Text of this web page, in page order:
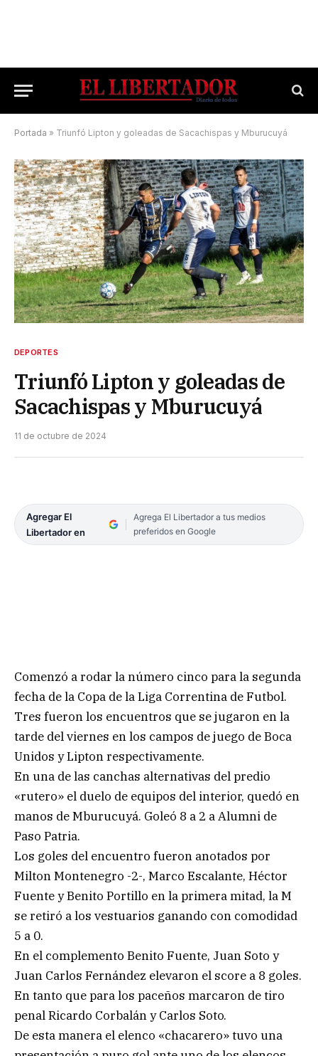
Portada » Triunfó Lipton y goleadas de Sacachispas y Mburucuyá
DEPORTES
Triunfó Lipton y goleadas de
Sacachispas y Mburucuyá
11 de octubre de 2024
Agregar El
Libertador en
Agrega El Libertador a tus medios
preferidos en Google
Comenzó a rodar la número cinco para la segunda
fecha de la Copa de la Liga Correntina de Futbol.
Tres fueron los encuentros que se jugaron en la
tarde del viernes en los campos de juego de Boca
Unidos y Lipton respectivamente.
En una de las canchas alternativas del predio
«rutero» el duelo de equipos del interior, quedó en
manos de Mburucuyá. Goleó 8 a 2 a Alumni de
Paso Patria.
Los goles del encuentro fueron anotados por
Milton Montenegro -2-, Marco Escalante, Héctor
Fuente y Benito Portillo en la primera mitad, la M
se retiró a los vestuarios ganando con comodidad
5 a 0.
En el complemento Benito Fuente, Juan Soto y
Juan Carlos Fernández elevaron el score a 8 goles.
En tanto que para los paceños marcaron de tiro
penal Ricardo Corbalán y Carlos Soto.
De esta manera el elenco «chacarero» tuvo una